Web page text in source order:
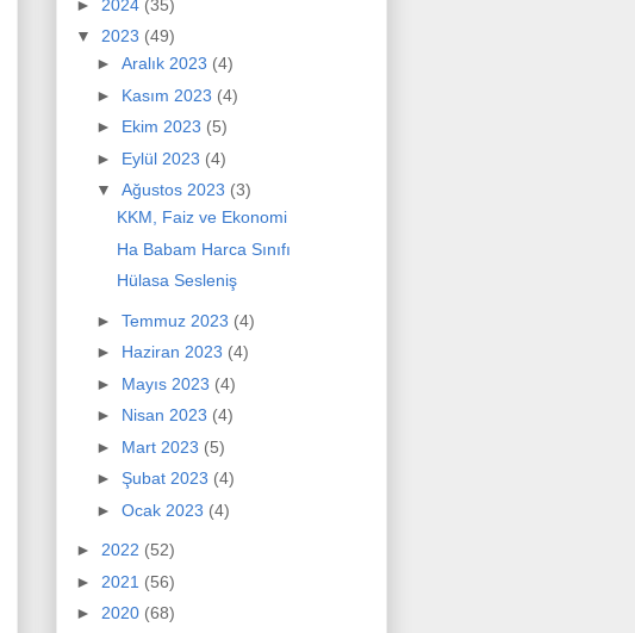
► 2024 (35)
▼ 2023 (49)
► Aralık 2023 (4)
► Kasım 2023 (4)
► Ekim 2023 (5)
► Eylül 2023 (4)
▼ Ağustos 2023 (3)
KKM, Faiz ve Ekonomi
Ha Babam Harca Sınıfı
Hülasa Sesleniş
► Temmuz 2023 (4)
► Haziran 2023 (4)
► Mayıs 2023 (4)
► Nisan 2023 (4)
► Mart 2023 (5)
► Şubat 2023 (4)
► Ocak 2023 (4)
► 2022 (52)
► 2021 (56)
► 2020 (68)